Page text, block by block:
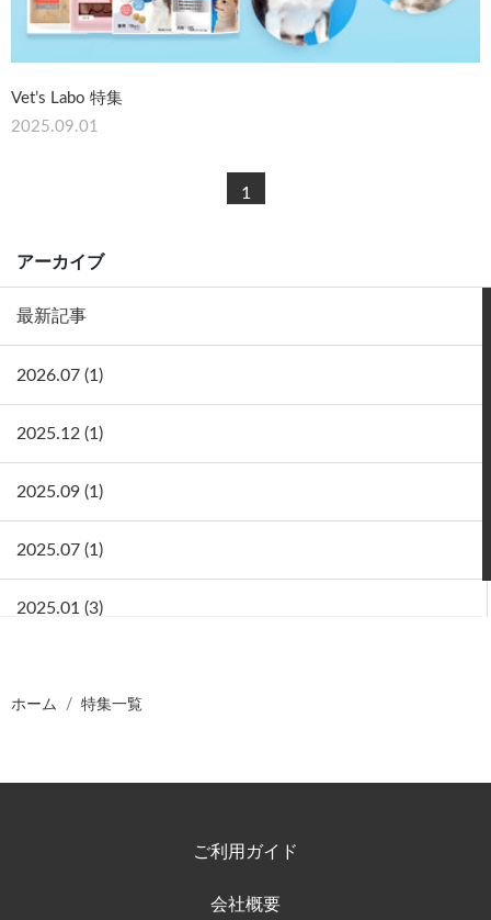
アーカイブ
最新記事
2026.07 (1)
2025.12 (1)
2025.09 (1)
2025.07 (1)
2025.01 (3)
Vet’s Labo 特集
2025.09.01
1
ホーム 特集一覧
ご利用ガイド
会社概要